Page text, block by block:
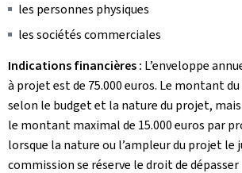
les personnes physiques
les sociétés commerciales
Indications financières : L’enveloppe
à projet est de 75.000 euros. Le montant
selon le budget et la nature du projet,
le montant maximal de 15.000 euros par
lorsque la nature ou l’ampleur du projet le
commission se réserve le droit de dépasser